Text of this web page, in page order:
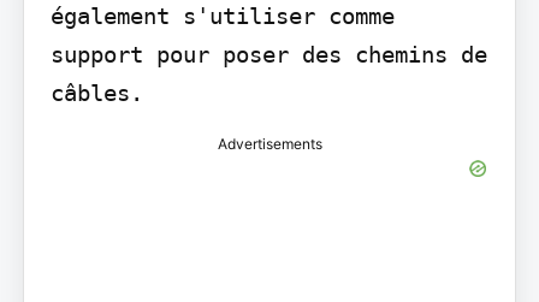
également s'utiliser comme
support pour poser des chemins de
câbles.
Advertisements